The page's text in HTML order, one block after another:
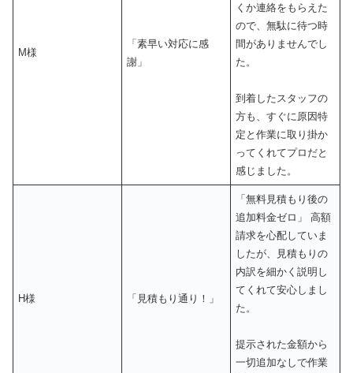
M様
「素早い対応に感
謝」
くか連絡をもらえた
ので、無駄に待つ時
間がありませんでし
た。
到着したスタッフの
方も、すぐに原因特
定と作業に取り掛か
ってくれてプロだと
感じました。
H様 「見積もり通り！」
「無料見積もり後の
追加料金ゼロ」 高額
請求を心配していま
したが、見積もりの
内訳を細かく説明し
てくれて安心しまし
た。
提示された金額から
一切追加なしで作業